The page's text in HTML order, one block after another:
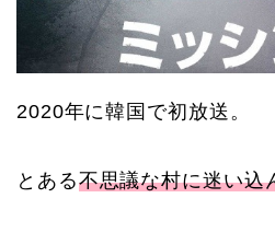
2020年に韓国で初放送。
とある不思議な村に迷い込